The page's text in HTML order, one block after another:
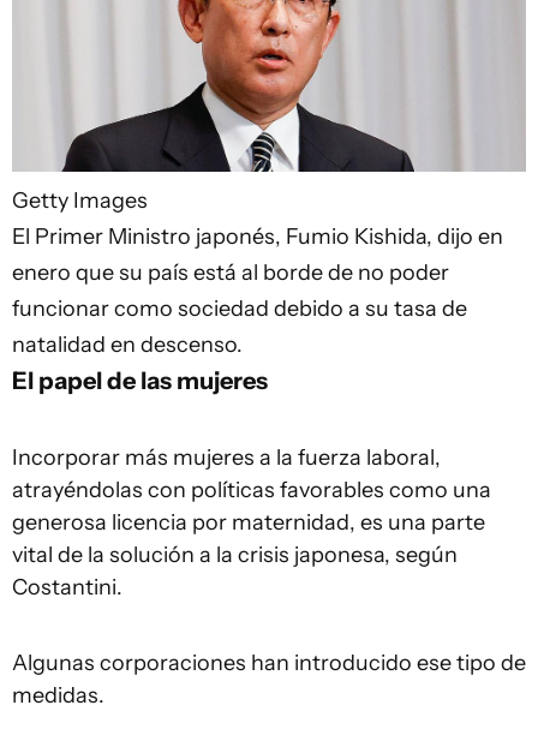
Getty Images
El Primer Ministro japonés, Fumio Kishida, dijo en
enero que su país está al borde de no poder
funcionar como sociedad debido a su tasa de
natalidad en descenso.
El papel de las mujeres
Incorporar más mujeres a la fuerza laboral,
atrayéndolas con políticas favorables como una
generosa licencia por maternidad, es una parte
vital de la solución a la crisis japonesa, según
Costantini.
Algunas corporaciones han introducido ese tipo de
medidas.